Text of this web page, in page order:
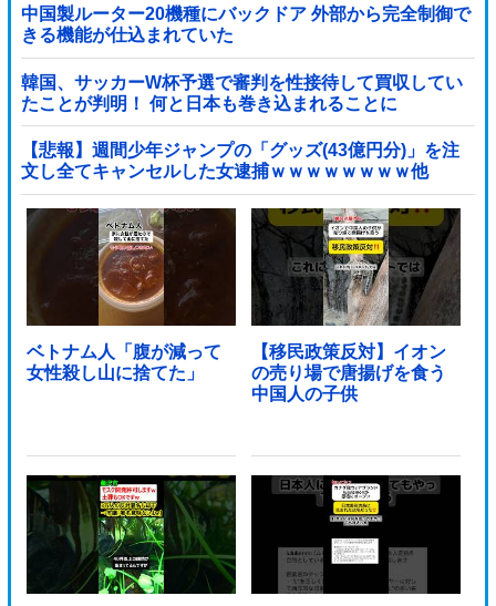
中国製ルーター20機種にバックドア 外部から完全制御で
きる機能が仕込まれていた
韓国、サッカーW杯予選で審判を性接待して買収してい
たことが判明！ 何と日本も巻き込まれることに
【悲報】週間少年ジャンプの「グッズ(43億円分)」を注
文し全てキャンセルした女逮捕ｗｗｗｗｗｗｗｗ他
ベトナム人「腹が減って
女性殺し山に捨てた」
【移民政策反対】イオン
の売り場で唐揚げを食う
中国人の子供